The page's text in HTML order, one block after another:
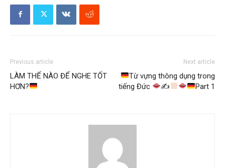
Previous article
LÀM THẾ NÀO ĐỂ NGHE TỐT
HƠN?
Next article
Từ vựng thông dụng trong
tiếng Đức
✍ Part 1